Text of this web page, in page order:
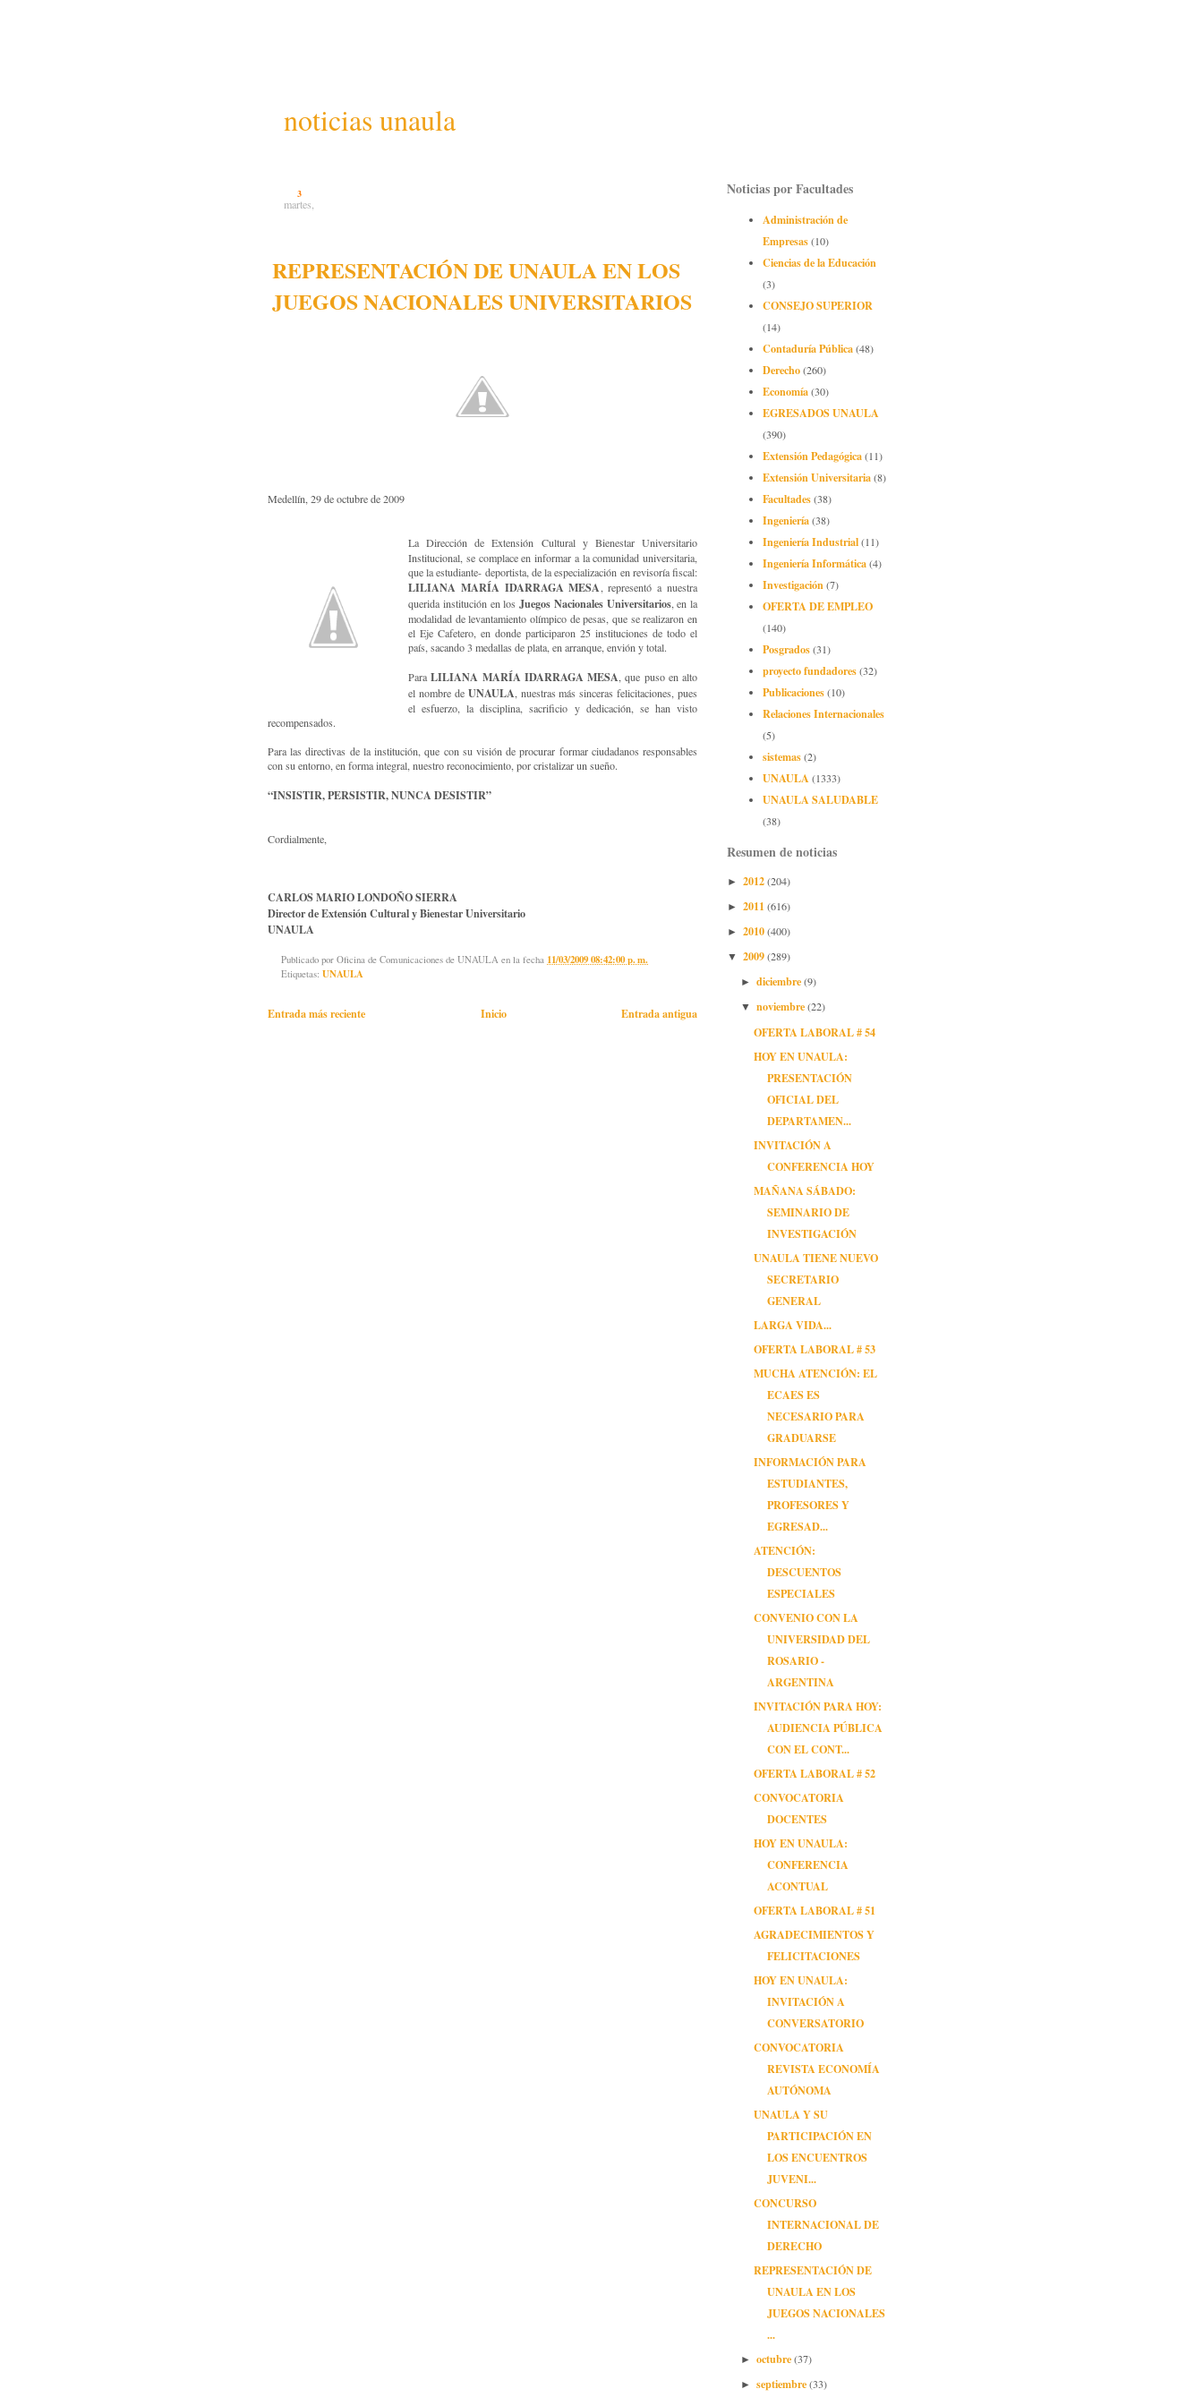
noticias unaula
3
martes,
REPRESENTACIÓN DE UNAULA EN LOS
JUEGOS NACIONALES UNIVERSITARIOS
Medellín, 29 de octubre de 2009
La Dirección de Extensión Cultural y Bienestar Universitario
Institucional, se complace en informar a la comunidad universitaria,
que la estudiante- deportista, de la especialización en revisoría fiscal:
LILIANA MARÍA IDARRAGA MESA, representó a nuestra
querida institución en los Juegos Nacionales Universitarios, en la
modalidad de levantamiento olímpico de pesas, que se realizaron en
el Eje Cafetero, en donde participaron 25 instituciones de todo el
país, sacando 3 medallas de plata, en arranque, envión y total.
ParaLILIANA MARÍA IDARRAGA MESA, que puso en alto
el nombre de UNAULA, nuestras más sinceras felicitaciones, pues
el esfuerzo, la disciplina, sacrificio y dedicación, se han visto
recompensados.
Para las directivas de la institución, que con su visión de procurar formar ciudadanos responsables
con su entorno, en forma integral, nuestro reconocimiento, por cristalizar un sueño.
“INSISTIR, PERSISTIR, NUNCA DESISTIR”
Cordialmente,
CARLOS MARIO LONDOÑO SIERRA
Director de Extensión Cultural y Bienestar Universitario
UNAULA
Publicado por Oficina de Comunicaciones de UNAULA en la fecha 11/03/2009 08:42:00 p. m.
Etiquetas: UNAULA
Entrada más reciente Entrada antigua
Inicio
Noticias por Facultades
Administración de
Empresas(10)
Ciencias de la Educación
(3)
CONSEJO SUPERIOR
(14)
Contaduría Pública(48)
Derecho(260)
Economía(30)
EGRESADOS UNAULA
(390)
Extensión Pedagógica(11)
Extensión Universitaria(8)
Facultades(38)
Ingeniería(38)
Ingeniería Industrial(11)
Ingeniería Informática(4)
Investigación(7)
OFERTA DE EMPLEO
(140)
Posgrados(31)
proyecto fundadores(32)
Publicaciones(10)
Relaciones Internacionales
(5)
sistemas(2)
UNAULA(1333)
UNAULA SALUDABLE
(38)
Resumen de noticias
► 2012(204)
► 2011(616)
► 2010(400)
▼ 2009(289)
► diciembre(9)
▼ noviembre(22)
OFERTA LABORAL # 54
HOY EN UNAULA:
PRESENTACIÓN
OFICIAL DEL
DEPARTAMEN...
INVITACIÓN A
CONFERENCIA HOY
MAÑANA SÁBADO:
SEMINARIO DE
INVESTIGACIÓN
UNAULA TIENE NUEVO
SECRETARIO
GENERAL
LARGA VIDA...
OFERTA LABORAL # 53
MUCHA ATENCIÓN: EL
ECAES ES
NECESARIO PARA
GRADUARSE
INFORMACIÓN PARA
ESTUDIANTES,
PROFESORES Y
EGRESAD...
ATENCIÓN:
DESCUENTOS
ESPECIALES
CONVENIO CON LA
UNIVERSIDAD DEL
ROSARIO -
ARGENTINA
INVITACIÓN PARA HOY:
AUDIENCIA PÚBLICA
CON EL CONT...
OFERTA LABORAL # 52
CONVOCATORIA
DOCENTES
HOY EN UNAULA:
CONFERENCIA
ACONTUAL
OFERTA LABORAL # 51
AGRADECIMIENTOS Y
FELICITACIONES
HOY EN UNAULA:
INVITACIÓN A
CONVERSATORIO
CONVOCATORIA
REVISTA ECONOMÍA
AUTÓNOMA
UNAULA Y SU
PARTICIPACIÓN EN
LOS ENCUENTROS
JUVENI...
CONCURSO
INTERNACIONAL DE
DERECHO
REPRESENTACIÓN DE
UNAULA EN LOS
JUEGOS NACIONALES
...
► octubre(37)
► septiembre(33)